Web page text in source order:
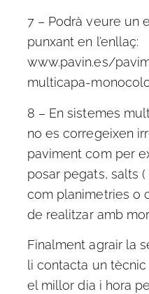
7 – Podrà veure un
punxant en l’enllaç:
www.pavin.es/
multicapa-
8 – En sistemes
no es corregeixen
paviment com per
posar pegats, salts
com planimetries o
de realitzar amb
Finalment agrair la
li contacta un
el millor dia i hora